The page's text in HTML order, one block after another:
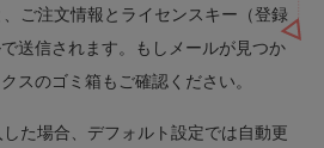
ご注文情報とライセンスキー（登録
送信されます。もしメールが見つか
スのゴミ箱もご確認ください。
た場合、デフォルト設定では自動更